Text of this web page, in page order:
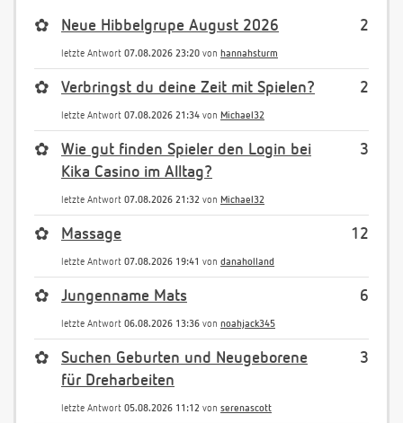
2
✿ Neue Hibbelgrupe August 2026
letzte Antwort 07.08.2026 23:20 von hannahsturm
2
✿ Verbringst du deine Zeit mit Spielen?
letzte Antwort 07.08.2026 21:34 von Michael32
3
✿
Wie gut finden Spieler den Login bei
Kika Casino im Alltag?
letzte Antwort 07.08.2026 21:32 von Michael32
12
✿ Massage
letzte Antwort 07.08.2026 19:41 von danaholland
6
✿ Jungenname Mats
letzte Antwort 06.08.2026 13:36 von noahjack345
3
✿
Suchen Geburten und Neugeborene
für Dreharbeiten
letzte Antwort 05.08.2026 11:12 von serenascott